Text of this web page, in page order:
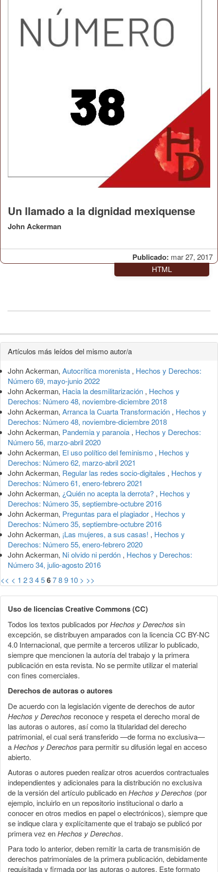
Publicado: mar 27, 2017
Un llamado a la dignidad mexiquense
John Ackerman
HTML
Detalles
del
artículo
Artículos más leídos del mismo autor/a
John Ackerman, Autocrítica morenista , Hechos y Derechos:
Número 69, mayo-junio 2022
John Ackerman, Hacia la desmilitarización , Hechos y
Derechos: Número 48, noviembre-diciembre 2018
John Ackerman, Arranca la Cuarta Transformación , Hechos y
Derechos: Número 48, noviembre-diciembre 2018
John Ackerman, Pandemia y paranoia , Hechos y Derechos:
Número 56, marzo-abril 2020
John Ackerman, El uso político del feminismo , Hechos y
Derechos: Número 62, marzo-abril 2021
John Ackerman, Regular las redes socio-digitales , Hechos y
Derechos: Número 61, enero-febrero 2021
John Ackerman, ¿Quién no acepta la derrota? , Hechos y
Derechos: Número 35, septiembre-octubre 2016
John Ackerman, Preguntas para el plagiador , Hechos y
Derechos: Número 35, septiembre-octubre 2016
John Ackerman, ¡Las mujeres, a sus casas! , Hechos y
Derechos: Número 55, enero-febrero 2020
John Ackerman, Ni olvido ni perdón , Hechos y Derechos:
Número 34, julio-agosto 2016
<< < 1 23456789 10 > >>
Uso de licencias Creative Commons (CC)
Todos los textos publicados porHechos y Derechos sin
excepción, se distribuyen amparados con la licencia CC BY-NC
4.0 Internacional, que permite a terceros utilizar lo publicado,
siempre que mencionen la autoría del trabajo y la primera
publicación en esta revista. No se permite utilizar el material
con fines comerciales.
Derechos de autoras o autores
De acuerdo con la legislación vigente de derechos de autor
Hechos y Derechos reconoce y respeta el derecho moral de
las autoras o autores, así como la titularidad del derecho
patrimonial, el cual será transferido —de forma no exclusiva—
aHechos y Derechos para permitir su difusión legal en acceso
abierto.
Autoras o autores pueden realizar otros acuerdos contractuales
independientes y adicionales para la distribución no exclusiva
de la versión del artículo publicado enHechos y Derechos (por
ejemplo, incluirlo en un repositorio institucional o darlo a
conocer en otros medios en papel o electrónicos), siempre que
se indique clara y explícitamente que el trabajo se publicó por
primera vez enHechos y Derechos.
Para todo lo anterior, deben remitir la carta de transmisión de
derechos patrimoniales de la primera publicación, debidamente
requisitada y firmada por las autoras o autores. Este formato